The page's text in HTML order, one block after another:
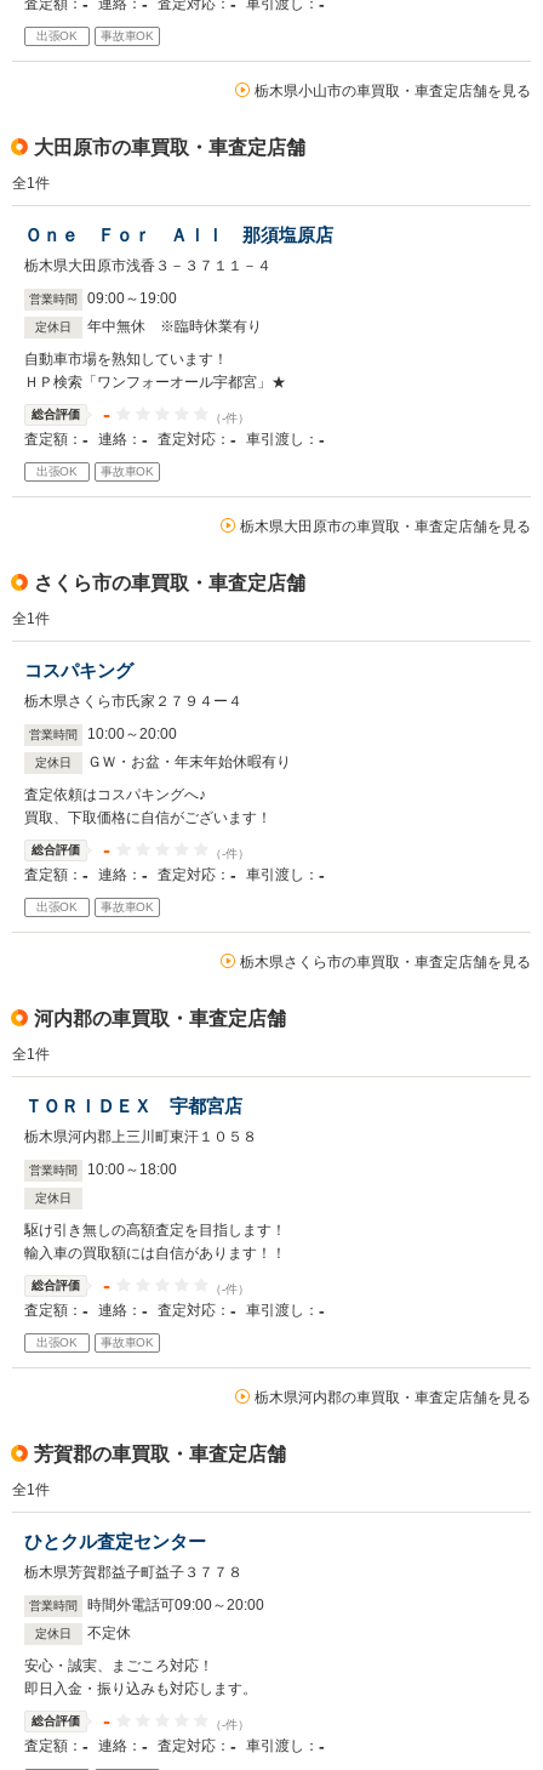
査定額： 連絡： 査定対応： 車引渡し：
出張OK 事故車OK
栃木県小山市の車買取・車査定店舗を見る
大田原市の車買取・車査定店舗
全1件
Ｏｎｅ Ｆｏｒ Ａｌｌ 那須塩原店
栃木県大田原市浅香３－３７１１－４
営業時間 09:00～ 19:00
定休日
年中無休 ※臨時休業有り
自動車市場を熟知しています！
ＨＰ検索「ワンフォーオール宇都宮」★
総合評価 - （-件）
査定額： - 連絡： - 査定対応： - 車引渡し： -
出張OK 事故車OK
栃木県大田原市の車買取・車査定店舗を見る
さくら市の車買取・車査定店舗
全1件
コスパキング
栃木県さくら市氏家２７９４ー４
営業時間 10:00～20:00
定休日
ＧＷ・お盆・年末年始休暇有り
査定依頼はコスパキングへ♪
買取、下取価格に自信がございます！
総合評価 - （-件）
査定額： - 連絡： - 査定対応： - 車引渡し： -
出張OK 事故車OK
栃木県さくら市の車買取・車査定店舗を見る
河内郡の車買取・車査定店舗
全1件
ＴＯＲＩＤＥＸ 宇都宮店
栃木県河内郡上三川町東汗１０５８
営業時間 10:00～ 18:00
定休日
駆け引き無しの高額査定を目指します！
輸入車の買取額には自信があります！！
総合評価 - （-件）
査定額： - 連絡： - 査定対応： - 車引渡し： -
出張OK 事故車OK
栃木県河内郡の車買取・車査定店舗を見る
芳賀郡の車買取・車査定店舗
全1件
ひとクル査定センター
栃木県芳賀郡益子町益子３７７８
営業時間 時間外電話可09:00～20:00
定休日
不定休
安心・誠実、まごころ対応！
即日入金・振り込みも対応します。
総合評価 - （-件）
査定額： - 連絡： - 査定対応： - 車引渡し： -